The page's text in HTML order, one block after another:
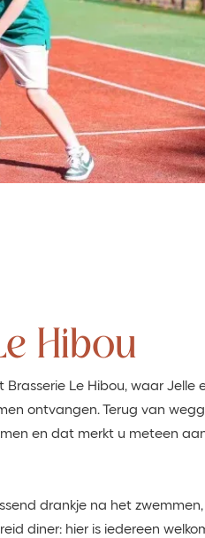
Hibou
Le Hibou, waar Jelle
ontvangen. Terug van
en dat merkt u meteen
drankje na het zwemmen,
diner: hier is iedereen